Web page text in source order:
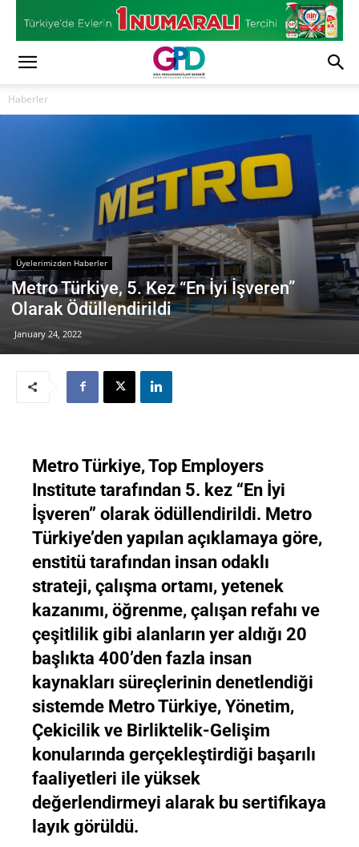
Haberler
Üyelerimizden Haberler
Metro Türkiye, 5. Kez “En İyi İşveren”
Olarak Ödüllendirildi
January 24, 2022
Metro Türkiye, Top Employers
Institute tarafından 5. kez “En İyi
İşveren” olarak ödüllendirildi. Metro
Türkiye’den yapılan açıklamaya göre,
enstitü tarafından insan odaklı
strateji, çalışma ortamı, yetenek
kazanımı, öğrenme, çalışan refahı ve
çeşitlilik gibi alanların yer aldığı 20
başlıkta 400’den fazla insan
kaynakları süreçlerinin denetlendiği
sistemde Metro Türkiye, Yönetim,
Çekicilik ve Birliktelik-Gelişim
konularında gerçekleştirdiği başarılı
faaliyetleri ile yüksek
değerlendirmeyi alarak bu sertifikaya
layık görüldü.